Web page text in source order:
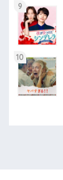
9
10